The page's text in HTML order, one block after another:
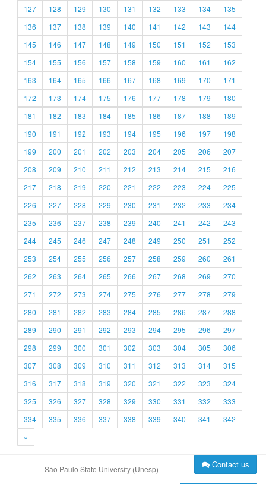
127
128 129 130 131 132 133 134
135
136
137 138 139 140 141 142 143
144
145
146 147 148 149 150 151 152
153
154
155 156 157 158 159 160 161
162
163
164 165 166 167 168 169 170
171
172
173 174 175 176 177 178 179
180
181
182 183 184 185 186 187 188
189
190
191 192 193 194 195 196 197
198
199
200 201 202 203 204 205 206
207
208
209 210 211 212 213 214 215
216
217
218 219 220 221 222 223 224
225
226
227 228 229 230 231 232 233
234
235
236 237 238 239 240 241 242
243
244
245 246 247 248 249 250 251
252
253
254 255 256 257 258 259 260
261
262
263 264 265 266 267 268 269
270
271
272 273 274 275 276 277 278
279
280
281 282 283 284 285 286 287
288
289
290 291 292 293 294 295 296
297
298
299 300 301 302 303 304 305
306
307
308 309 310 311 312 313 314
315
316
317 318 319 320 321 322 323
324
325
326 327 328 329 330 331 332
333
334
335 336 337 338 339 340 341
342
»
São Paulo State University (Unesp) Contact us